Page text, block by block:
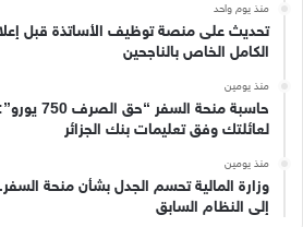
منذ يوم واحد
تحديث على منصة توظيف الأساتذة قبل
الكامل الخاص بالناجحين
منذ يومين
حاسبة
لعائلتك وفق تعليمات بنك الجزائر
منذ يومين
وزارة المالية تحسم الجدل بشأن منحة
إلى النظام السابق